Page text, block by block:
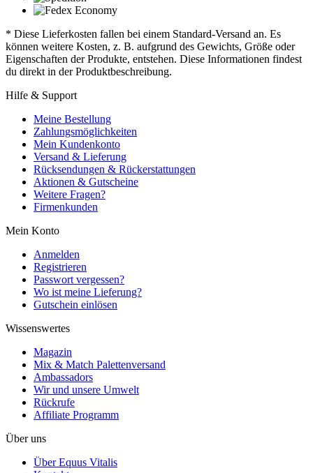
* Diese Lieferkosten fallen bei einem Standard-Versand an. Es
können weitere Kosten, z. B. aufgrund des Gewichts, Größe oder
Eigenschaften der Produkte, entstehen. Diese Informationen findest
du direkt in der Produktbeschreibung.
Hilfe & Support
Meine Bestellung
Zahlungsmöglichkeiten
Mein Kundenkonto
Versand & Lieferung
Rücksendungen & Rückerstattungen
Aktionen & Gutscheine
Weitere Fragen?
Firmenkunden
Mein Konto
Anmelden
Registrieren
Passwort vergessen?
Wo ist meine Lieferung?
Gutschein einlösen
Wissenswertes
Magazin
Mix & Match Palettenversand
Ambassadors
Wir und unsere Umwelt
Rückrufe
Affiliate Programm
Über uns
Über Equus Vitalis